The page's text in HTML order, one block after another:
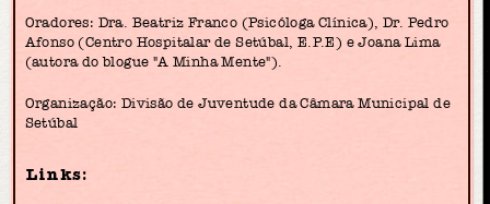
Oradores: Dra. Beatriz Franco (Psicóloga Clínica), Dr. Pedro
Afonso (Centro Hospitalar de Setúbal, E.P.E) e Joana Lima
(autora do blogue "A Minha Mente").
Organização: Divisão de Juventude da Câmara Municipal de
Setúbal
Links: